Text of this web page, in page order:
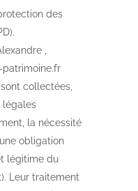
des
,
patrimoine.fr
collectées,
légales
la nécessité
obligation
légitime du
Leur traitement